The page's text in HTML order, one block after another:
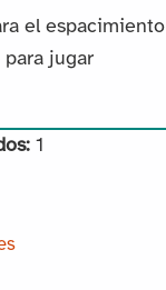
el espacimiento
jugar
1